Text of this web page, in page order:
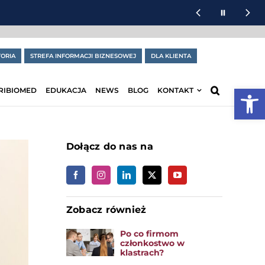
STREFA INFORMACJI BIZNESOWEJ DLA KLIENTA
EDUKACJA NEWS BLOG KONTAKT
Dołącz do nas na
Zobacz również
Po co firmom
członkostwo w
klastrach?